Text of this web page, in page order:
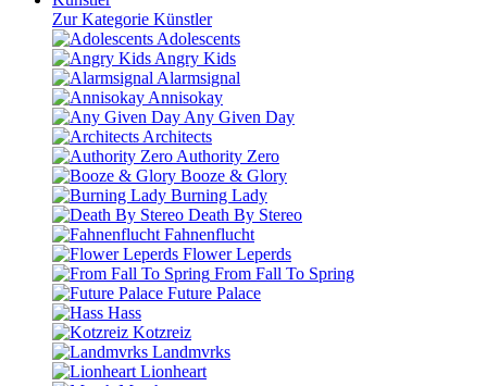
Zur Kategorie Künstler
Adolescents
Angry Kids
Alarmsignal
Annisokay
Any Given Day
Architects
Authority Zero
Booze & Glory
Burning Lady
Death By Stereo
Fahnenflucht
Flower Leperds
From Fall To Spring
Future Palace
Hass
Kotzreiz
Landmvrks
Lionheart